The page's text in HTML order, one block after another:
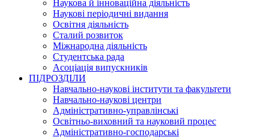
Наукова й інноваційна діяльність
Наукові періодичні видання
Освітня діяльність
Сталий розвиток
Міжнародна діяльність
Студентська рада
Асоціація випускників
ПІДРОЗДІЛИ
Навчально-наукові інститути та факультети
Навчально-наукові центри
Адміністративно-управлінські
Освітньо-виховний та науковий процес
Адміністративно-господарські